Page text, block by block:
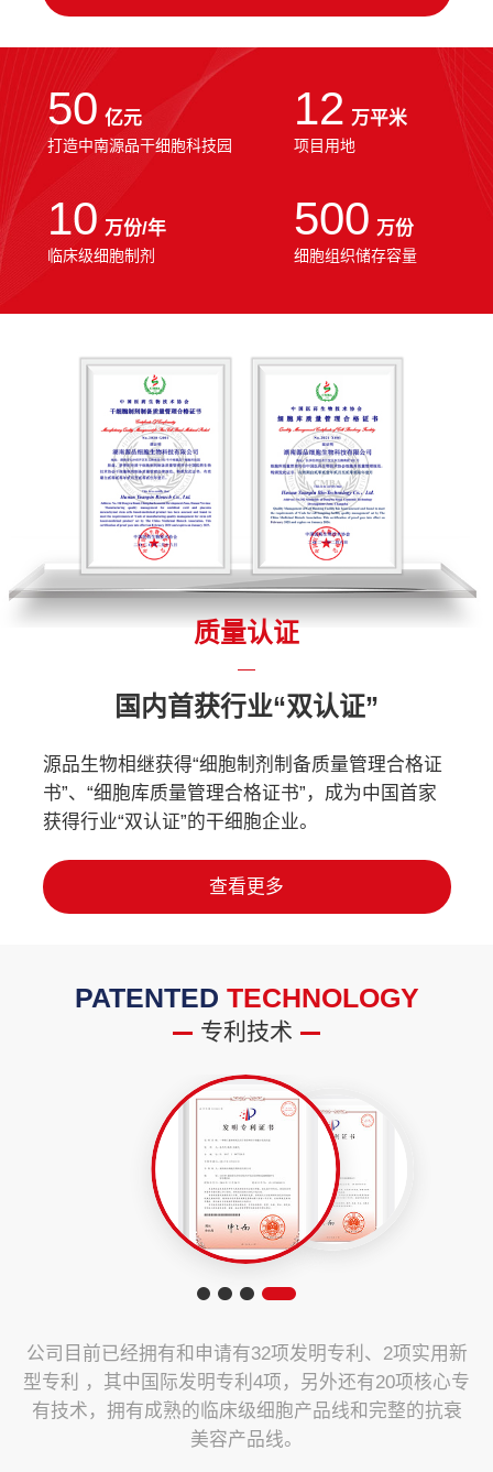
50 亿元
打造中南源品干细胞科技园
12 万平米
项目用地
10 万份/年
临床级细胞制剂
500 万份
细胞组织储存容量
质量认证
国内首获行业“双认证”
源品生物相继获得“细胞制剂制备质量管理合格证
书”、“细胞库质量管理合格证书”，成为中国首家
获得行业“双认证”的干细胞企业。
查看更多
PATENTED TECHNOLOGY
专利技术
公司目前已经拥有和申请有32项发明专利、2项实用新
型专利 ，其中国际发明专利4项，另外还有20项核心专
有技术，拥有成熟的临床级细胞产品线和完整的抗衰
美容产品线。